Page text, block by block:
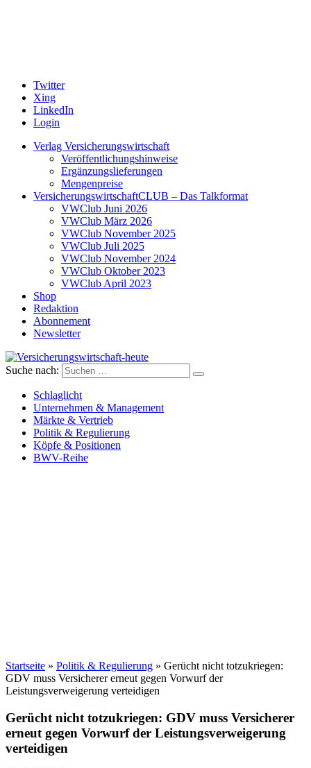
Twitter
Xing
LinkedIn
Login
Verlag Versicherungswirtschaft
Veröffentlichungshinweise
Ergänzungslieferungen
Mengenpreise
VersicherungswirtschaftCLUB – Das Talkformat
VWClub Juni 2026
VWClub März 2026
VWClub November 2025
VWClub Juli 2025
VWClub November 2024
VWClub Oktober 2023
VWClub April 2023
Shop
Redaktion
Abonnement
Newsletter
Versicherungswirtschaft-heute
Suche nach:
Schlaglicht
Unternehmen & Management
Märkte & Vertrieb
Politik & Regulierung
Köpfe & Positionen
BWV-Reihe
Startseite » Politik & Regulierung » Gerücht nicht totzukriegen:
GDV muss Versicherer erneut gegen Vorwurf der
Leistungsverweigerung verteidigen
Gerücht nicht totzukriegen: GDV muss Versicherer
erneut gegen Vorwurf der Leistungsverweigerung
verteidigen